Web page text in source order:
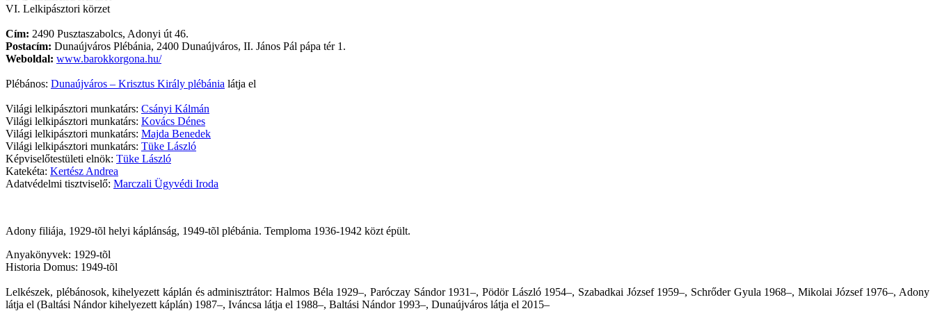
VI. Lelkipásztori körzet
Cím: 2490 Pusztaszabolcs, Adonyi út 46.
Postacím: Dunaújváros Plébánia, 2400 Dunaújváros, II. János Pál pápa tér 1.
Weboldal: www.barokkorgona.hu/
Plébános: Dunaújváros – Krisztus Király plébánia látja el
Világi lelkipásztori munkatárs: Csányi Kálmán
Világi lelkipásztori munkatárs: Kovács Dénes
Világi lelkipásztori munkatárs: Majda Benedek
Világi lelkipásztori munkatárs: Tüke László
Képviselőtestületi elnök: Tüke László
Katekéta: Kertész Andrea
Adatvédelmi tisztviselő: Marczali Ügyvédi Iroda
Adony filiája, 1929-tõl helyi káplánság, 1949-tõl plébánia. Temploma 1936-1942 közt épült.
Anyakönyvek: 1929-tõl
Historia Domus: 1949-tõl
Lelkészek, plébánosok, kihelyezett káplán és adminisztrátor: Halmos Béla 1929–, Paróczay Sándor 1931–, Pödör László 1954–, Szabadkai József 1959–, Schrőder Gyula 1968–, Mikolai József 1976–, Adony
látja el (Baltási Nándor kihelyezett káplán) 1987–, Iváncsa látja el 1988–, Baltási Nándor 1993–, Dunaújváros látja el 2015–